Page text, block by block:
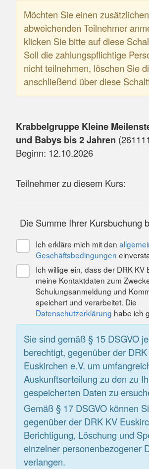
Möchten Sie einen
abweichenden Teilnehmer
klicken Sie bitte auf diese
Soll die zahlungspflichtige
nicht teilnehmen, löschen Sie
anschließend über diese
Krabbelgruppe Kleine
und Babys bis 2 Jahren (
Beginn: 12.10.2026
Teilnehmer zu diesem Kurs:
Die Summe Ihrer Kursbuchung
Ich erkläre mich mit den
Geschäftsbedingungen
Ich willige ein, dass der DRK KV
meine Kontaktdaten zum
Schulungsanmeldung und
speichert und verarbeitet. Die
Datenschutzerklärung habe ich
Sie sind gemäß § 15 DSGVO
berechtigt, gegenüber der
Euskirchen e.V. um
Auskunftserteilung zu den zu
gespeicherten Daten zu
Gemäß § 17 DSGVO können
gegenüber der DRK KV
Berichtigung, Löschung und
einzelner personenbezogener
verlangen.